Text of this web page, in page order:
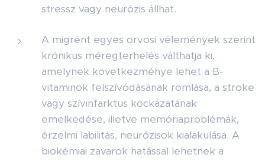
stressz vagy neurózis állhat.
A migrént egyes orvosi vélemények szerint
krónikus méregterhelés válthatja ki,
amelynek következménye lehet a B-
vitaminok felszívódásának romlása, a stroke
vagy szívinfarktus kockázatának
emelkedése, illetve memóriaproblémák,
érzelmi labilitás, neurózisok kialakulása. A
biokémiai zavarok hatással lehetnek a